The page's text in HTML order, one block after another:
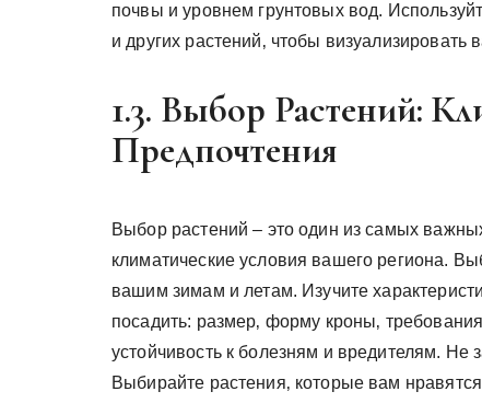
почвы и уровнем грунтовых вод.
и других растений‚ чтобы визуализировать
1.3. Выбор Растений:
Предпочтения
Выбор растений – это один из самых
климатические условия вашего региона.
вашим зимам и летам. Изучите
посадить: размер‚ форму кроны‚
устойчивость к болезням и вредителям.
Выбирайте растения‚ которые вам